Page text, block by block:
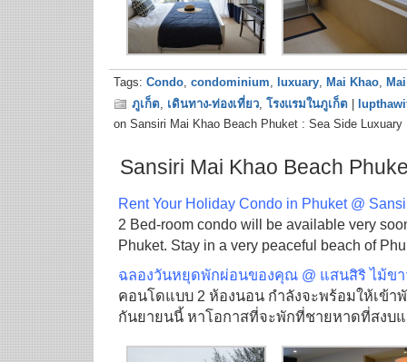
Tags: Condo, condominium, luxuary, Mai Khao,
ภูเก็ต, เดินทาง-ท่องเที่ยว, โรงแรมในภูเก็ต
on Sansiri Mai Khao Beach Phuket : Sea Side Luxuary
Sansiri Mai Khao Beach
Rent Your Holiday Condo in Phuket @
2 Bed-room condo will be available very
Phuket. Stay in a very peaceful beach of
ฉลองวันหยุดพักผ่อนของคุณ @ แสนสิริ ไม้ข
คอนโดแบบ 2 ห้องนอน กำลังจะพร้อมให้เข้า
กันยายนนี้ หาโอกาสที่จะพักที่ชายหาดที่สงบ